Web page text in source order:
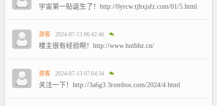
宇宙第一贴诞生了！http://0yrcw.tjhxjsfz.com/01/5.html
游客 2024-07-13 06:42:46
楼主很有经验啊！http://www.hntbhz.cn/
游客 2024-07-13 07:04:34
关注一下！http://3a6g3.3rombos.com/2024/4.html